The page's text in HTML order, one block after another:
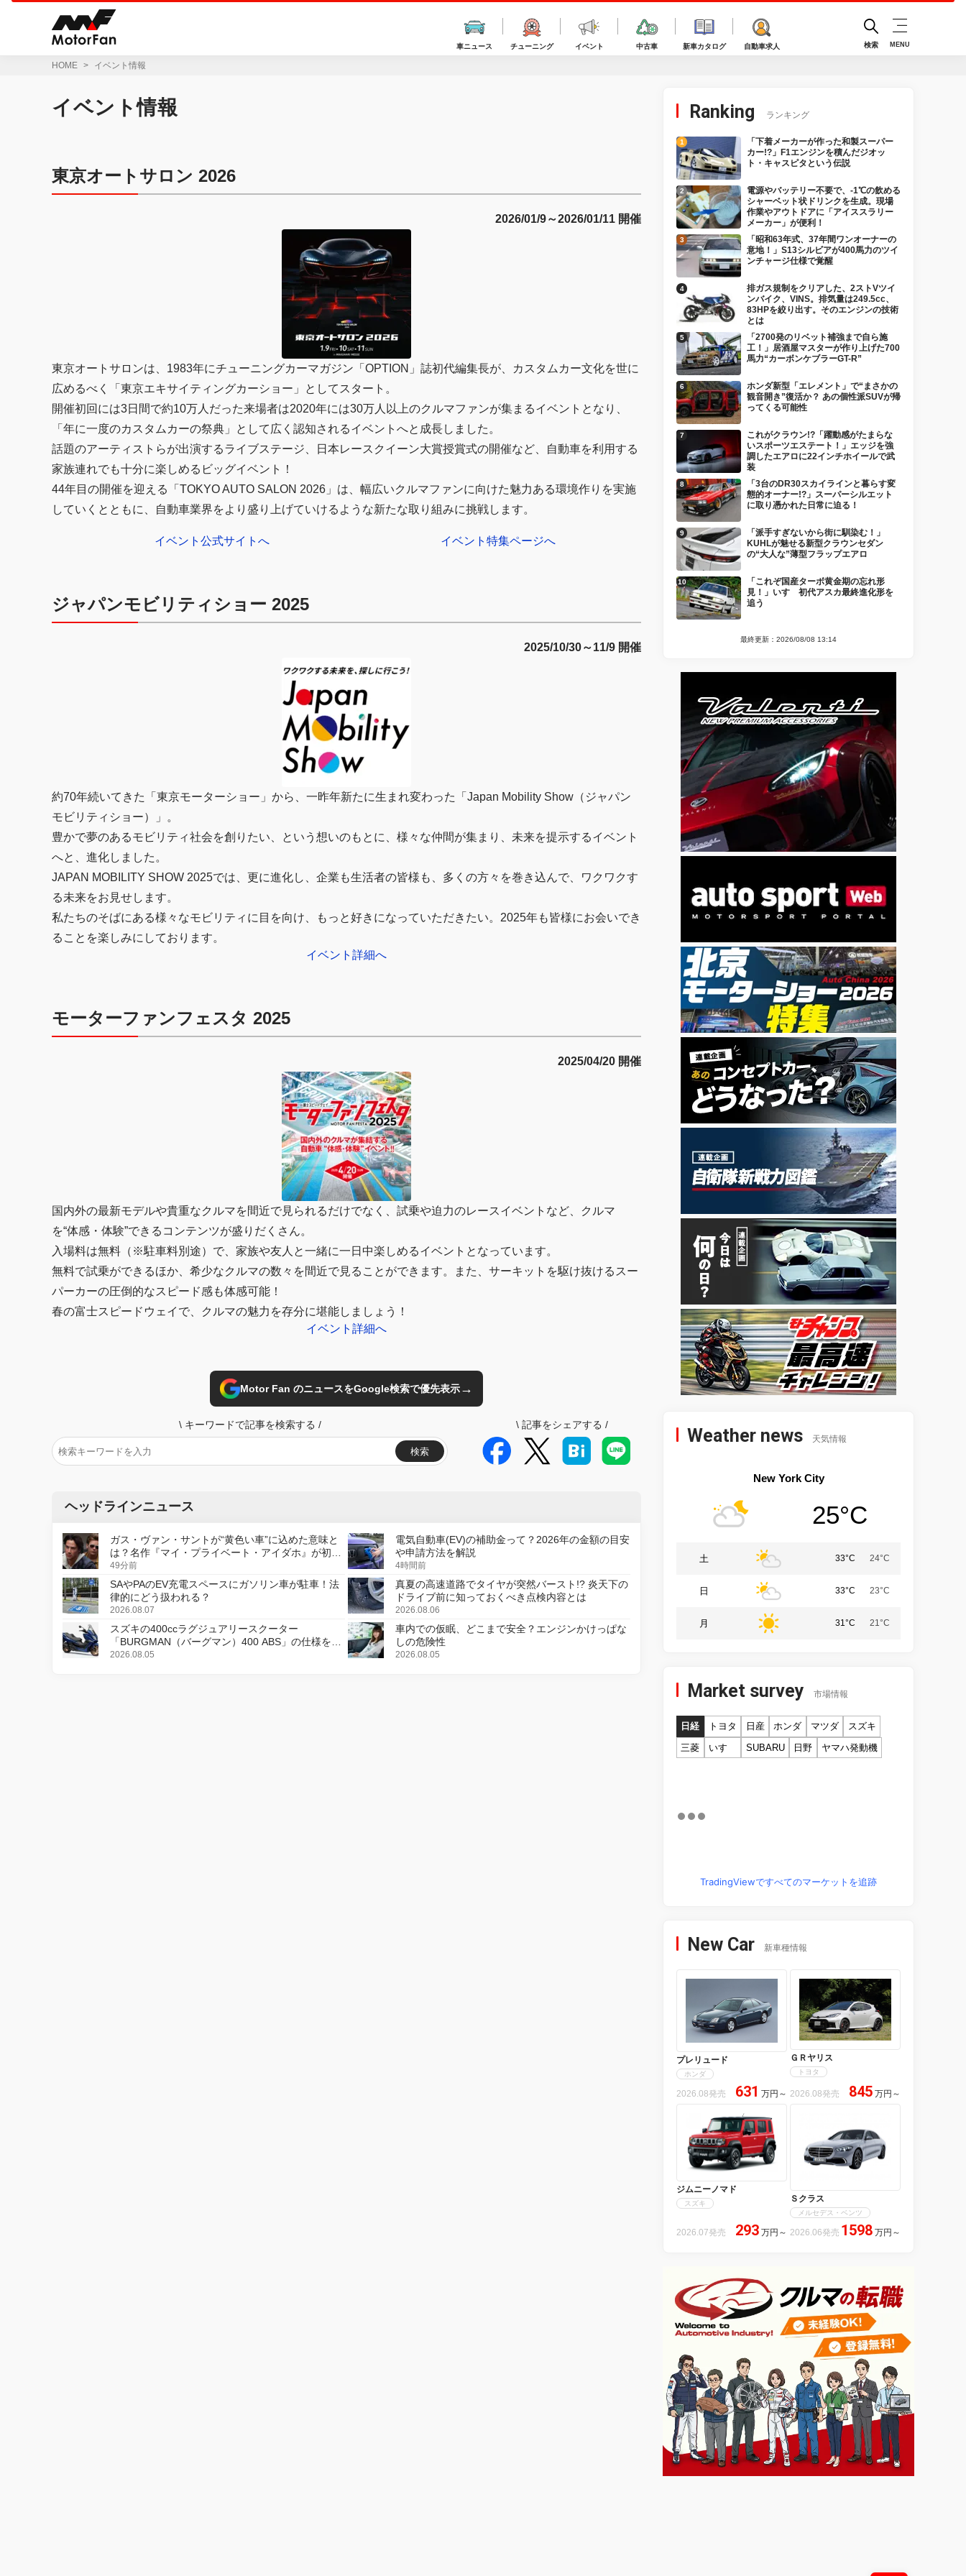
車ニュース チューニング イベント 中古車 新車カタログ 自動車求人 検索 MENU
HOME イベント情報
イベント情報
東京オートサロン 2026
2026/01/9～2026/01/11 開催
東京オートサロンは、1983年にチューニングカーマガジン「OPTION」誌初代編集長が、カスタムカー文化を世に
広めるべく「東京エキサイティングカーショー」としてスタート。
開催初回には3日間で約10万人だった来場者は2020年には30万人以上のクルマファンが集まるイベントとなり、
「年に一度のカスタムカーの祭典」として広く認知されるイベントへと成長しました。
話題のアーティストらが出演するライブステージ、日本レースクイーン大賞授賞式の開催など、自動車を利用する
家族連れでも十分に楽しめるビッグイベント！
44年目の開催を迎える「TOKYO AUTO SALON 2026」は、幅広いクルマファンに向けた魅力ある環境作りを実施
していくとともに、自動車業界をより盛り上げていけるような新たな取り組みに挑戦します。
イベント公式サイトへ イベント特集ページへ
ジャパンモビリティショー 2025
2025/10/30～11/9 開催
約70年続いてきた「東京モーターショー」から、一昨年新たに生まれ変わった「Japan Mobility Show（ジャパン
モビリティショー）」。
豊かで夢のあるモビリティ社会を創りたい、という想いのもとに、様々な仲間が集まり、未来を提示するイベント
へと、進化しました。
JAPAN MOBILITY SHOW 2025では、更に進化し、企業も生活者の皆様も、多くの方々を巻き込んで、ワクワクす
る未来をお見せします。
私たちのそばにある様々なモビリティに目を向け、もっと好きになっていただきたい。2025年も皆様にお会いでき
ることを楽しみにしております。
イベント詳細へ
モーターファンフェスタ 2025
2025/04/20 開催
国内外の最新モデルや貴重なクルマを間近で見られるだけでなく、試乗や迫力のレースイベントなど、クルマ
を“体感・体験”できるコンテンツが盛りだくさん。
入場料は無料（※駐車料別途）で、家族や友人と一緒に一日中楽しめるイベントとなっています。
無料で試乗ができるほか、希少なクルマの数々を間近で見ることができます。また、サーキットを駆け抜けるスー
パーカーの圧倒的なスピード感も体感可能！
春の富士スピードウェイで、クルマの魅力を存分に堪能しましょう！
イベント詳細へ
Motor Fan のニュースをGoogle検索で優先表示→
\ キーワードで記事を検索する /
検索
\ 記事をシェアする /
ヘッドラインニュース
ガス・ヴァン・サントが“黄色い車”に込めた意味と
は？名作『マイ・プライベート・アイダホ』が初の
デジタルリマスター版で復活
49分前
電気自動車(EV)の補助金って？2026年の金額の目安
や申請方法を解説
4時間前
SAやPAのEV充電スペースにガソリン車が駐車！法
律的にどう扱われる？
2026.08.07
真夏の高速道路でタイヤが突然バースト!? 炎天下の
ドライブ前に知っておくべき点検内容とは
2026.08.06
スズキの400ccラグジュアリースクーター
「BURGMAN（バーグマン）400 ABS」の仕様を変
更し、8月18日に発売
2026.08.05
車内での仮眠、どこまで安全？エンジンかけっぱな
しの危険性
2026.08.05
Ranking ランキング
「下着メーカーが作った和製スーパー
カー!?」F1エンジンを積んだジオッ
ト・キャスピタという伝説
電源やバッテリー不要で、-1℃の飲める
シャーベット状ドリンクを生成。現場
作業やアウトドアに「アイススラリー
メーカー」が便利！
「昭和63年式、37年間ワンオーナーの
意地！」S13シルビアが400馬力のツイ
ンチャージ仕様で覚醒
排ガス規制をクリアした、2ストVツイ
ンバイク、VINS。排気量は249.5cc、
83HPを絞り出す。そのエンジンの技術
とは
「2700発のリベット補強まで自ら施
工！」居酒屋マスターが作り上げた700
馬力“カーボンケブラーGT-R”
ホンダ新型「エレメント」で“まさかの
観音開き”復活か？ あの個性派SUVが帰
ってくる可能性
これがクラウン!?「躍動感がたまらな
いスポーツエステート！」エッジを強
調したエアロに22インチホイールで武
装
「3台のDR30スカイラインと暮らす変
態的オーナー!?」スーパーシルエット
に取り憑かれた日常に迫る！
「派手すぎないから街に馴染む！」
KUHLが魅せる新型クラウンセダン
の“大人な”薄型フラップエアロ
「これぞ国産ターボ黄金期の忘れ形
見！」いすゞ初代アスカ最終進化形を
追う
最終更新：2026/08/08 13:14
Weather news 天気情報
New York City
25°C
土 33°C 24°C
日 33°C 23°C
月 31°C 21°C
Market survey 市場情報
日経 トヨタ 日産 ホンダ マツダ
スズキ
三菱
いすゞ SUBARU 日野 ヤマハ発動機
TradingViewですべてのマーケットを追跡
New Car 新車種情報
プレリュード
ホンダ
2026.08発売 631 万円 ～
ＧＲヤリス
トヨタ
2026.08発売 845 万円 ～
ジムニーノマド
スズキ
2026.07発売 293 万円 ～
Ｓクラス
メルセデス・ベンツ
2026.06発売 1598 万円 ～